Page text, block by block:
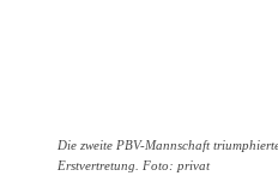
Die zweite PBV-Mannschaft
Erstvertretung. Foto: privat